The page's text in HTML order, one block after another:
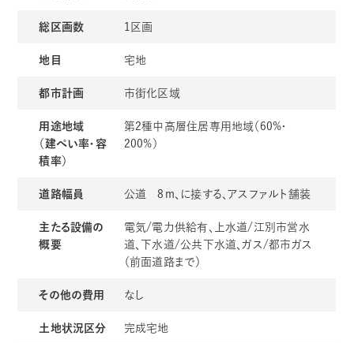
総区画数 1区画
地目 宅地
都市計画 市街化区域
用途地域
（建ぺい率・容
積率）
第2種中高層住居専用地域（60%・
200%）
道路幅員 公道 8ｍ、に接する、アスファルト舗装
主たる設備の
概要
電気/電力供給有、上水道/江別市営水
道、下水道/公共下水道、ガス/都市ガス
（前面道路まで）
その他の費用 なし
土地状況区分 完成宅地